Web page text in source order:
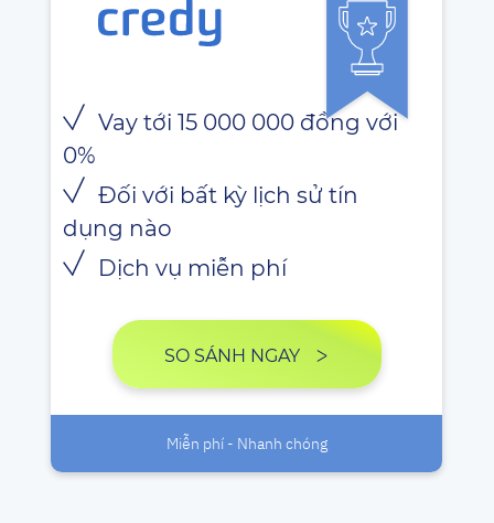
Vay tới 15 000 000 đồng với
0%
Đối với bất kỳ lịch sử tín
dụng nào
Dịch vụ miễn phí
SO SÁNH NGAY
Miễn phí - Nhanh chóng